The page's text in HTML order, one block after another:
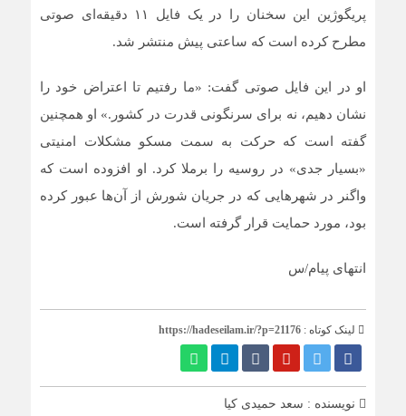
پریگوژین این سخنان را در یک فایل ۱۱ دقیقه‌ای صوتی
مطرح کرده است که ساعتی پیش منتشر شد.
او در این فایل صوتی گفت: «ما رفتیم تا اعتراض خود را
نشان دهیم، نه برای سرنگونی قدرت در کشور.» او همچنین
گفته است که حرکت به سمت مسکو مشکلات امنیتی
«بسیار جدی» در روسیه را برملا کرد. او افزوده است که
واگنر در شهر‌هایی که در جریان شورش از آن‌ها عبور کرده
بود، مورد حمایت قرار گرفته است.
انتهای پیام/س
لینک کوتاه : https://hadeseilam.ir/?p=21176
نویسنده : سعد حمیدی کیا